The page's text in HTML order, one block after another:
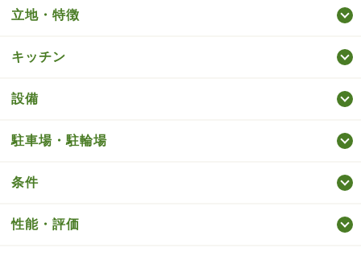
立地・特徴
キッチン
設備
駐車場・駐輪場
条件
性能・評価